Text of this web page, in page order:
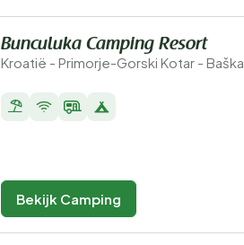
Bunculuka Camping Resort
Kroatië - Primorje-Gorski Kotar - Baška
Bekijk Camping